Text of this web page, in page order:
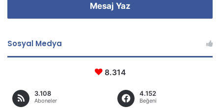
Mesaj Yaz
Sosyal Medya
8.314
3.108
Aboneler
4.152
Beğeni